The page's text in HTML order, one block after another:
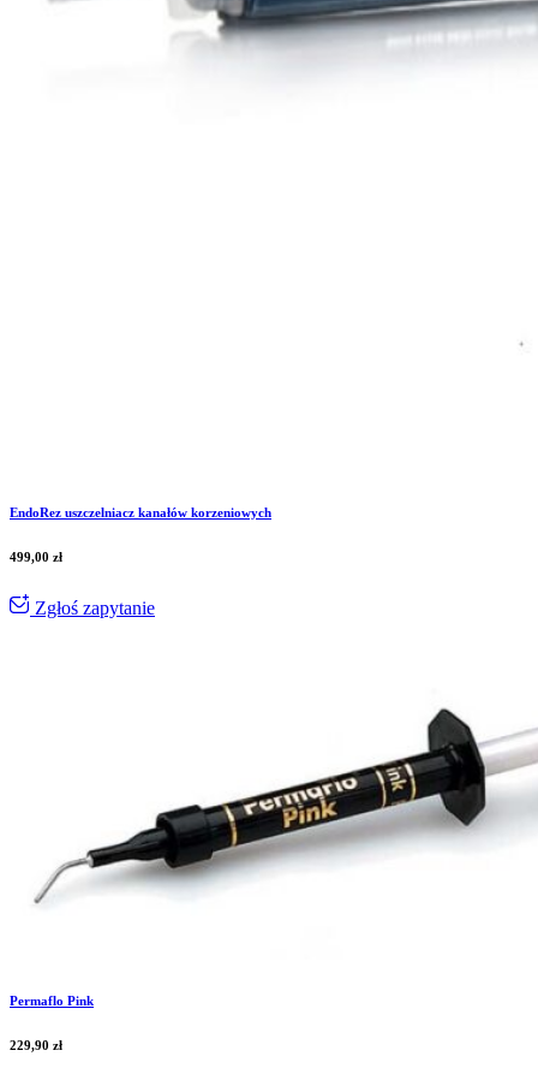
EndoRez uszczelniacz kanałów korzeniowych
499,00 zł
Zgłoś zapytanie
Permaflo Pink
229,90 zł